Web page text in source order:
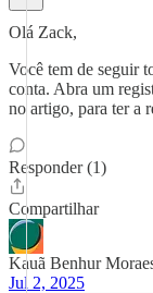
Olá Zack,
Você tem de seguir
conta. Abra um
no artigo, para ter a
Responder (1)
Compartilhar
Kauã Benhur
Jul 2, 2025